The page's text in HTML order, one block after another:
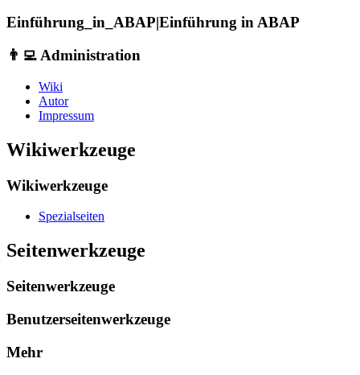
Einführung_in_ABAP|Einführung in ABAP
👨‍💻 Administration
Wiki
Autor
Impressum
Wikiwerkzeuge
Wikiwerkzeuge
Spezialseiten
Seitenwerkzeuge
Seitenwerkzeuge
Benutzerseitenwerkzeuge
Mehr